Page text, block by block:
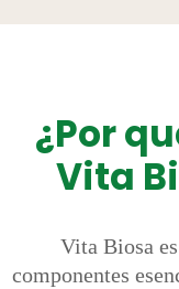
¿Por
Vita
Vita Biosa
componentes